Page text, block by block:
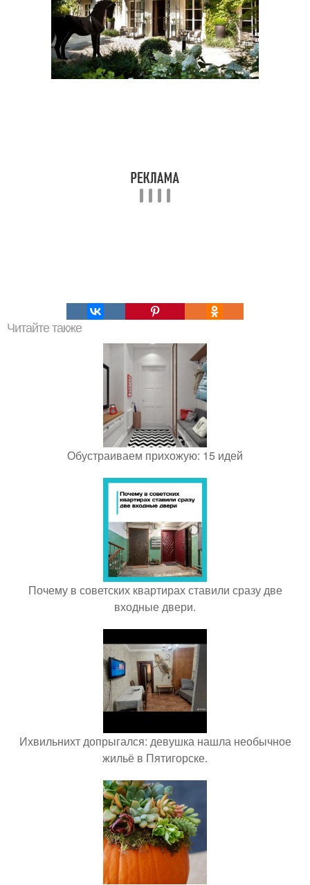
Читайте также
Обустраиваем прихожую: 15 идей
Почему в советских квартирах ставили сразу две
входные двери.
Ихвильнихт допрыгался: девушка нашла необычное
жильё в Пятигорске.